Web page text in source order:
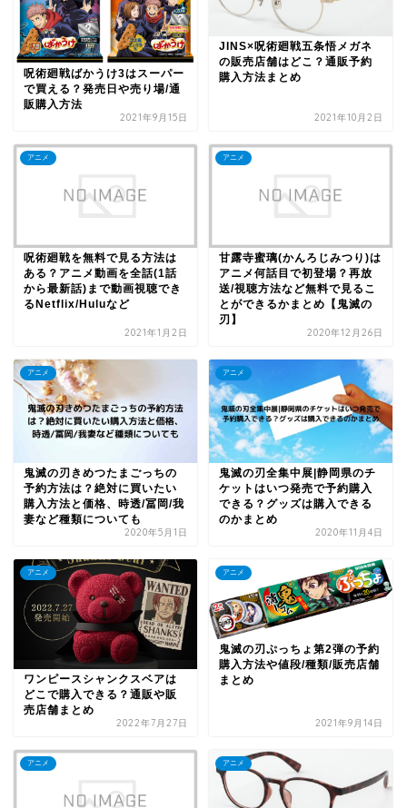
呪術廻戦ばかうけ3はスーパー
で買える？発売日や売り場/通
販購入方法
2021年9月15日
JINS×呪術廻戦五条悟メガネ
の販売店舗はどこ？通販予約
購入方法まとめ
2021年10月2日
アニメ
呪術廻戦を無料で見る方法は
ある？アニメ動画を全話(1話
から最新話)まで動画視聴でき
るNetflix/Huluなど
2021年1月2日
アニメ
甘露寺蜜璃(かんろじみつり)は
アニメ何話目で初登場？再放
送/視聴方法など無料で見るこ
とができるかまとめ【鬼滅の
刃】
2020年12月26日
アニメ
鬼滅の刃きめつたまごっちの
予約方法は？絶対に買いたい
購入方法と価格、時透/冨岡/我
妻など種類についても
2020年5月1日
アニメ
鬼滅の刃全集中展|静岡県のチ
ケットはいつ発売で予約購入
できる？グッズは購入できる
のかまとめ
2020年11月4日
アニメ
ワンピースシャンクスベアは
どこで購入できる？通販や販
売店舗まとめ
2022年7月27日
アニメ
鬼滅の刃ぷっちょ第2弾の予約
購入方法や値段/種類/販売店舗
まとめ
2021年9月14日
アニメ アニメ